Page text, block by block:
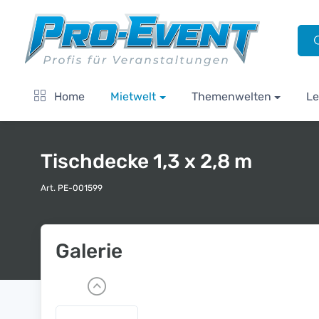
Home Mietwelt Themenwelten
Tischdecke 1,3 x 2,8 m
Art. PE-001599
Galerie
P
r